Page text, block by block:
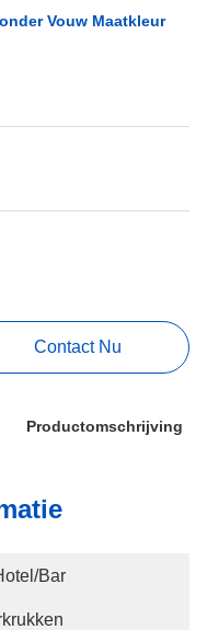
Vouw Maatkleur
Contact Nu
Productomschrijving
Bar